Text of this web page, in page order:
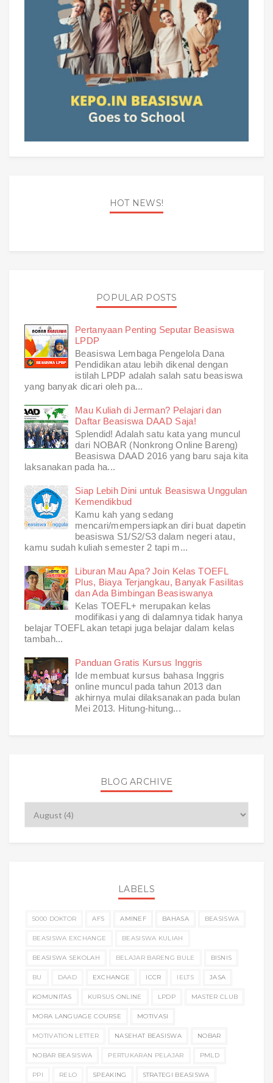
HOT NEWS!
POPULAR POSTS
Pertanyaan Penting Seputar Beasiswa
LPDP
Beasiswa Lembaga Pengelola Dana
Pendidikan atau lebih dikenal dengan
istilah LPDP adalah salah satu beasiswa
yang banyak dicari oleh pa...
Mau Kuliah di Jerman? Pelajari dan
Daftar Beasiswa DAAD Saja!
Splendid! Adalah satu kata yang muncul
dari NOBAR (Nonkrong Online Bareng)
Beasiswa DAAD 2016 yang baru saja kita
laksanakan pada ha...
Siap Lebih Dini untuk Beasiswa Unggulan
Kemendikbud
Kamu kah yang sedang
mencari/mempersiapkan diri buat dapetin
beasiswa S1/S2/S3 dalam negeri atau,
kamu sudah kuliah semester 2 tapi m...
Liburan Mau Apa? Join Kelas TOEFL
Plus, Biaya Terjangkau, Banyak Fasilitas
dan Ada Bimbingan Beasiswanya
Kelas TOEFL+ merupakan kelas
modifikasi yang di dalamnya tidak hanya
belajar TOEFL akan tetapi juga belajar dalam kelas
tambah...
Panduan Gratis Kursus Inggris
Ide membuat kursus bahasa Inggris
online muncul pada tahun 2013 dan
akhirnya mulai dilaksanakan pada bulan
Mei 2013. Hitung-hitung...
BLOG ARCHIVE
LABELS
5000 DOKTOR AFS AMINEF BAHASA BEASISWA
BEASISWA EXCHANGE BEASISWA KULIAH
BEASISWA SEKOLAH BELAJAR BARENG BULE BISNIS
BU DAAD EXCHANGE ICCR IELTS JASA
KOMUNITAS KURSUS ONLINE LPDP MASTER CLUB
MORA LANGUAGE COURSE MOTIVASI
MOTIVATION LETTER NASEHAT BEASISWA NOBAR
NOBAR BEASISWA PERTUKARAN PELAJAR PMLD
PPI RELO SPEAKING STRATEGI BEASISWA